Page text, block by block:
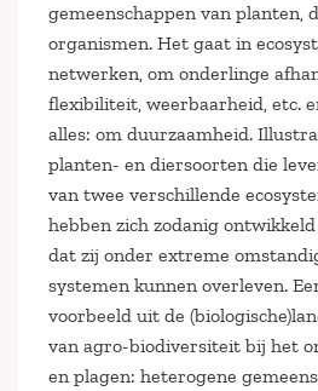
gemeenschappen van planten,
organismen. Het gaat in
netwerken, om onderlinge
flexibiliteit, weerbaarheid, etc.
alles: om duurzaamheid.
planten- en diersoorten die
van twee verschillende
hebben zich zodanig
dat zij onder extreme
systemen kunnen overleven.
voorbeeld uit de
van agro-biodiversiteit bij het
en plagen: heterogene